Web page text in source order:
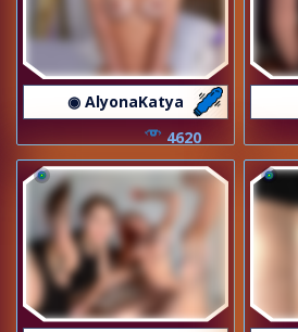
◉ AlyonaKatya
4620